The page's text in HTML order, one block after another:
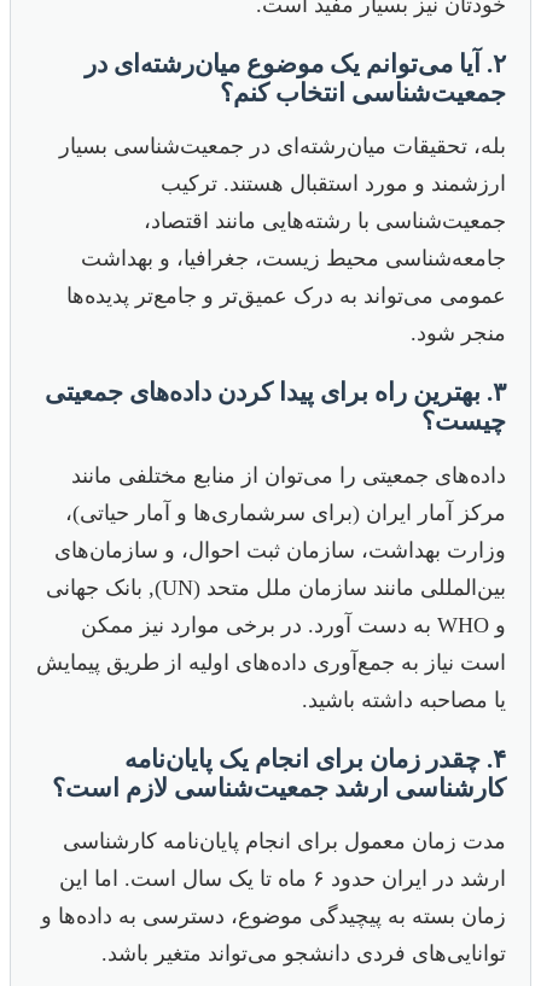
۲. آیا می‌توانم یک موضوع میان‌رشته‌ای در
جمعیت‌شناسی انتخاب کنم؟
بله، تحقیقات میان‌رشته‌ای در جمعیت‌شناسی بسیار
ارزشمند و مورد استقبال هستند. ترکیب
جمعیت‌شناسی با رشته‌هایی مانند اقتصاد،
جامعه‌شناسی محیط زیست، جغرافیا، و بهداشت
عمومی می‌تواند به درک عمیق‌تر و جامع‌تر پدیده‌ها
منجر شود.
۳. بهترین راه برای پیدا کردن داده‌های جمعیتی
چیست؟
داده‌های جمعیتی را می‌توان از منابع مختلفی مانند
مرکز آمار ایران (برای سرشماری‌ها و آمار حیاتی)،
وزارت بهداشت، سازمان ثبت احوال، و سازمان‌های
بین‌المللی مانند سازمان ملل متحد (UN), بانک جهانی
و WHO به دست آورد. در برخی موارد نیز ممکن
است نیاز به جمع‌آوری داده‌های اولیه از طریق پیمایش
یا مصاحبه داشته باشید.
۴. چقدر زمان برای انجام یک پایان‌نامه
کارشناسی ارشد جمعیت‌شناسی لازم است؟
مدت زمان معمول برای انجام پایان‌نامه کارشناسی
ارشد در ایران حدود ۶ ماه تا یک سال است. اما این
زمان بسته به پیچیدگی موضوع، دسترسی به داده‌ها و
توانایی‌های فردی دانشجو می‌تواند متغیر باشد.